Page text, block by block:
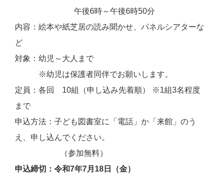
午後6時～午後6時50分
内容：絵本や紙芝居の読み聞かせ、パネルシアターな
ど
対象：幼児～大人まで
※幼児は保護者同伴でお願いします。
定員：各回 10組（申し込み先着順） ※1組3名程度
まで
申込方法：子ども図書室に「電話」か「来館」のう
え、申し込んでください。
（参加無料）
申込締切：令和7年7月18日（金）